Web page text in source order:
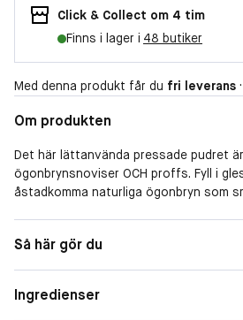
Click & Collect om 4 tim
Finns i lager i 48 butiker
Med denna produkt får du fri leverans ·
Om produkten
Det här lättanvända pressade pudret
ögonbrynsnoviser OCH proffs. Fyll i
åstadkomma naturliga ögonbryn som
appliceras i tunna lager och smälter in.
ögonbryn!
Kan fås i tio nyanser, hitta din egen!
Så här gör du
Ingredienser